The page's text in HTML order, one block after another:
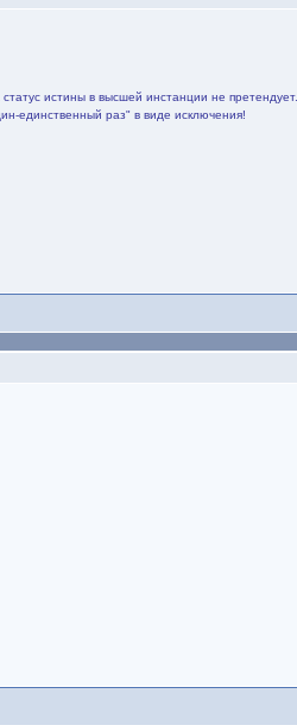
истины в высшей инстанции не претендует.
единственный раз" в виде исключения!